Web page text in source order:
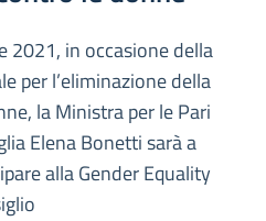
2021, in occasione della
per l’eliminazione della
la Ministra per le Pari
Elena Bonetti sarà a
alla Gender Equality